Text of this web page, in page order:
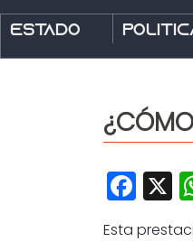
Estado
X
Esta